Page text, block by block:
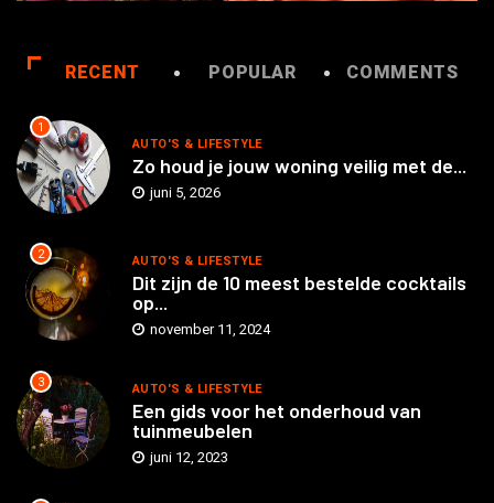
RECENT POPULAR COMMENTS
1
AUTO'S & LIFESTYLE
Zo houd je jouw woning veilig met de...
juni 5, 2026
2 AUTO'S & LIFESTYLE
Dit zijn de 10 meest bestelde cocktails
op...
november 11, 2024
3 AUTO'S & LIFESTYLE
Een gids voor het onderhoud van
tuinmeubelen
juni 12, 2023